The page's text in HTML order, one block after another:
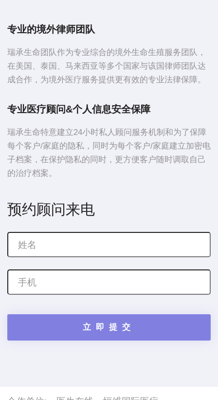
专业的境外律师团队
瑞承生命团队作为专业综合的境外生命生殖服务团队，
在美国、泰国、马来西亚等多个国家与该国律师团队达
成合作，为境外医疗服务提供更有效的专业法律保障。
专业医疗顾问&个人信息安全保障
瑞承生命特意建立24小时私人顾问服务机制和为了保障
每个客户/家庭的隐私，同时为每个客户/家庭建立加密电
子档案，在保护隐私的同时，更方便客户随时调取自己
的治疗档案。
预约顾问来电